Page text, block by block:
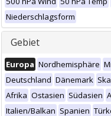
Niederschlagsform
Gebiet
Europa Nordhemisphäre
Deutschland Dänemark
Afrika Ostasien Südasien
Italien/Balkan Spanien